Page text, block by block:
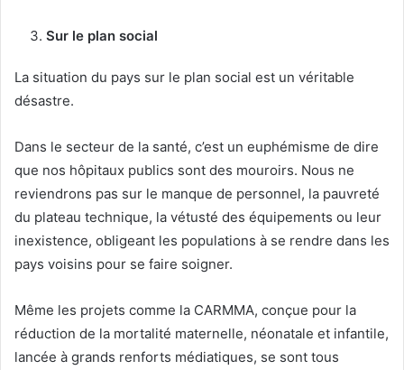
Sur le plan social
La situation du pays sur le plan social est un véritable
désastre.
Dans le secteur de la santé, c’est un euphémisme de dire
que nos hôpitaux publics sont des mouroirs. Nous ne
reviendrons pas sur le manque de personnel, la pauvreté
du plateau technique, la vétusté des équipements ou leur
inexistence, obligeant les populations à se rendre dans les
pays voisins pour se faire soigner.
Même les projets comme la CARMMA, conçue pour la
réduction de la mortalité maternelle, néonatale et infantile,
lancée à grands renforts médiatiques, se sont tous